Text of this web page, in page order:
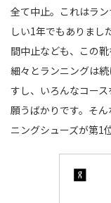
全て中止。これはラ
しい1年でもありまし
間中止なども、この
細々とランニングは
すし、いろんなコー
願うばかりです。そ
ニングシューズが第1